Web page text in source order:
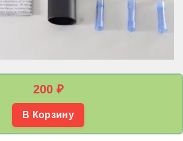
200 ₽
В Корзину